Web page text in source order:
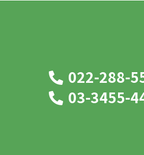
022-288-
03-3455-